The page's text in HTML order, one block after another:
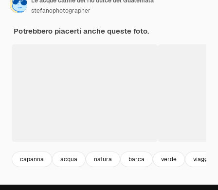
stefanophotographer
Potrebbero piacerti anche queste foto.
capanna acqua natura barca verde viaggio